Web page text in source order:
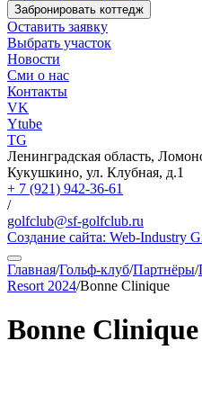
Забронировать коттедж
Оставить заявку
Выбрать участок
Новости
Сми о нас
Контакты
VK
Ytube
TG
Ленинградская область,
Кукушкино, ул. Клубная, д.1
+ 7 (921) 942-36-61
/
golfclub@sf-golfclub.ru
Создание сайта: Web-Industry
Главная/Гольф-клуб/Партнёры/
Resort 2024/Bonne Clinique
Bonne Clinique